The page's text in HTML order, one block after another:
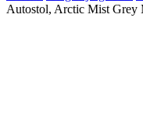
Autostol, Arctic Mist Grey